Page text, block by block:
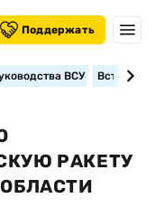
Поддержать
ВСУ
РАКЕТУ